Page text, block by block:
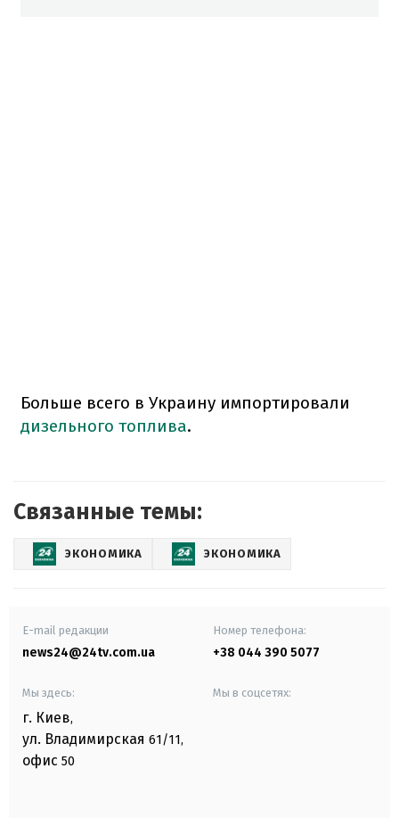
Больше всего в Украину импортировали
дизельного топлива.
Связанные темы:
ЭКОНОМИКА ЭКОНОМИКА
E-mail редакции
news24@24tv.com.ua
Номер телефона:
+38 044 390 5077
Мы здесь:
г. Киев,
ул. Владимирская 61/11,
офис 50
Мы в соцсетях: